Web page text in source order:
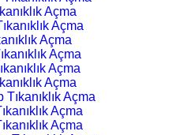
Açma
Açma
Açma
Açma
Açma
Açma
Tıkanıklık Açma
Açma
Açma